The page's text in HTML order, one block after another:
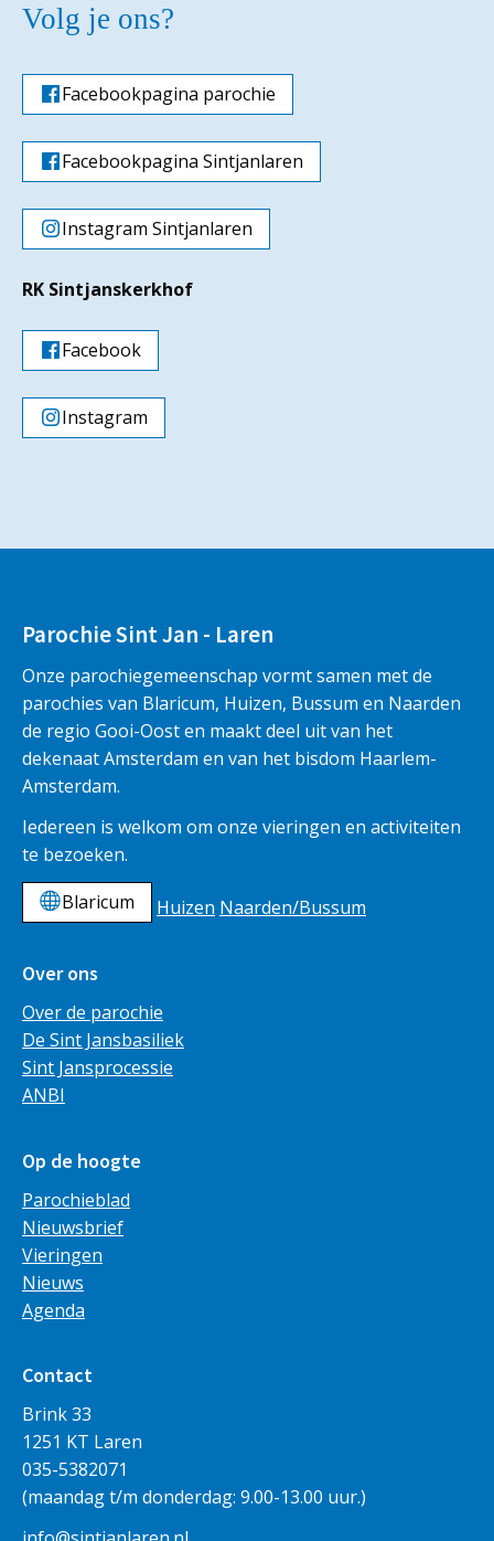
Volg je ons?
Facebookpagina parochie
Facebookpagina Sintjanlaren
Instagram Sintjanlaren
RK Sintjanskerkhof
Facebook
Instagram
Parochie Sint Jan - Laren
Onze parochiegemeenschap vormt samen met de
parochies van Blaricum, Huizen, Bussum en Naarden
de regio Gooi-Oost en maakt deel uit van het
dekenaat Amsterdam en van het bisdom Haarlem-
Amsterdam.
Iedereen is welkom om onze vieringen en activiteiten
te bezoeken.
Blaricum
Huizen Naarden/Bussum
Over ons
Over de parochie
De Sint Jansbasiliek
Sint Jansprocessie
ANBI
Op de hoogte
Parochieblad
Nieuwsbrief
Vieringen
Nieuws
Agenda
Contact
Brink 33
1251 KT Laren
035-5382071
(maandag t/m donderdag: 9.00-13.00 uur.)